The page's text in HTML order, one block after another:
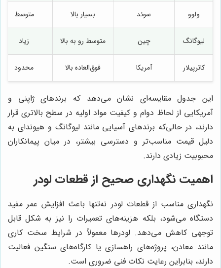
ولوو سوئد بسیار بالا متوسط
لیوگانگ چین متوسط رو به بالا زیاد
کاترپیلار آمریکا فوق‌العاده بالا محدود
این جدول مقایسه‌ای نشان می‌دهد که برندهای ژاپنی و
آمریکایی از لحاظ دوام و کیفیت مواد اولیه در سطح بالاتری قرار
دارند، در حالی‌که برندهای آسیایی مانند لیوگانگ و هیوندای به
دلیل قیمت مناسب‌تر و دسترسی بیشتر، در میان پیمانکاران
محبوبیت زیادی دارند.
اهمیت نگهداری صحیح از قطعات لودر
نگهداری مناسب از قطعات لودر نه‌تنها باعث افزایش عمر مفید
دستگاه می‌شود، بلکه هزینه‌های تعمیرات را نیز به شکل قابل
توجهی کاهش می‌دهد. لودرها معمولاً در شرایط سخت کاری
مانند معادن، پروژه‌های راهسازی یا کارگاه‌های سنگین فعالیت
دارند، بنابراین رعایت نکات فنی ضروری است.